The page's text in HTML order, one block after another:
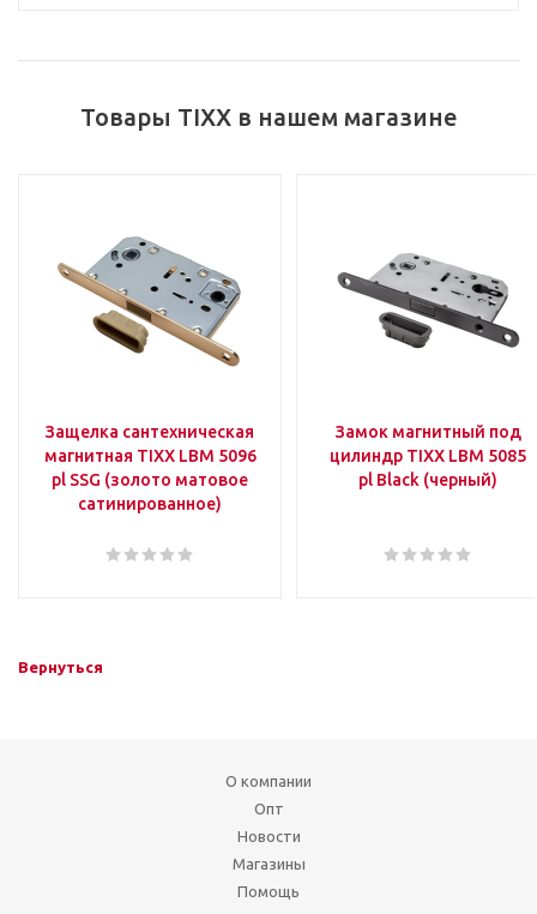
Товары TIXX в нашем магазине
Защелка сантехническая
магнитная TIXX LBM 5096
pl SSG (золото матовое
сатинированное)
Замок магнитный под
цилиндр TIXX LBM 5085
pl Black (черный)
Вернуться
О компании
Опт
Новости
Магазины
Помощь